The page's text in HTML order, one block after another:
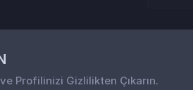
Profilinizi Gizlilikten Çıkarın.